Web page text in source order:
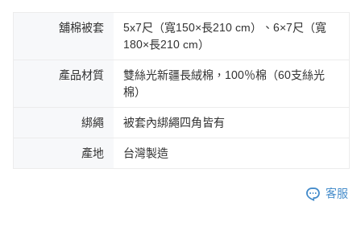
舖棉被套
5x7尺（寬150×長210 cm）、6×7尺（寬
180×長210 cm）
產品材質
雙絲光新疆長絨棉，100％棉（60支絲光
棉）
綁繩 被套內綁繩四角皆有
產地 台灣製造
客服